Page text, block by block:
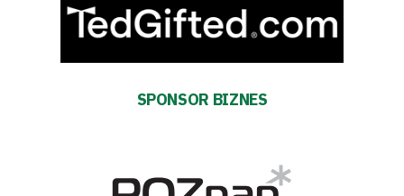
Sponsorzy
Trybuny
prywatności
SPONSOR BIZNES